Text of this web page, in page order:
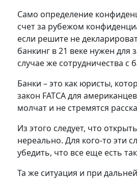
Само определение
счет за рубежом
если решите не
банкинг в 21 веке нужен
случае же сотрудничества с
Банки – это как юристы,
закон FATCA для
молчат и не стремятся
Из этого следует, что
нереально. Для кого-то эти
убедить, что все еще есть
Та же ситуация и при